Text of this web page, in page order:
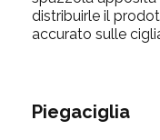
distribuirle il
accurato sulle
Piegaciglia